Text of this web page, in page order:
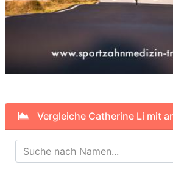
Vergleiche Catherine Li mit